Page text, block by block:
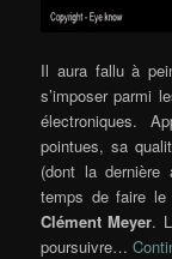
Il aura fallu à
s’imposer parmi
électroniques.
pointues, sa
(dont la
temps de faire le
Clément Meyer.
poursuivre…